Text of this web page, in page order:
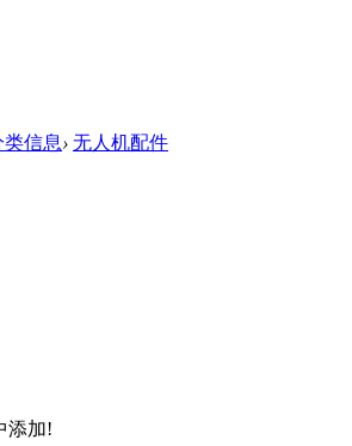
类信息› 无人机配件
添加!